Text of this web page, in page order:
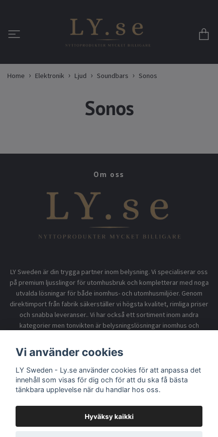
Home Elektronik Ljud Soundbars Sonos
Sonos
Om oss
LY Sweden är din trygga partner inom belysning. Vi specialiserar oss
på premium ljusslingor för utomhusbruk och kompletterar med noga
utvalda lösningar för både inomhus- och utomhusmiljöer. Genom
direktimport från fabrik säkerställer vi högsta kvalitet, rimliga priser
och snabba leveranser.. Vi har också ett sortiment inom andra
kategorier men tonvikten är belysningslösningar inomhus och
Information
Vi använder cookies
LY Sweden - Ly.se använder cookies för att anpassa det
innehåll som visas för dig och för att du ska få bästa
tänkbara upplevelse när du handlar hos oss.
Hyväksy kaikki